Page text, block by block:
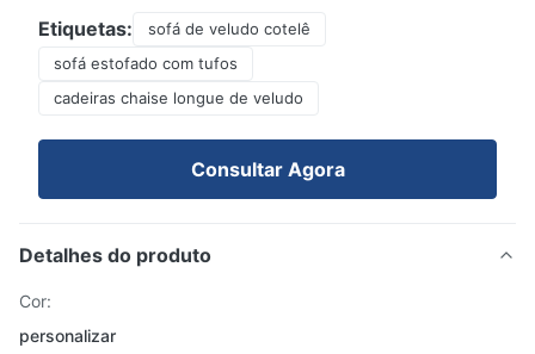
Etiquetas:
sofá de veludo cotelê
sofá estofado com tufos
cadeiras chaise longue de veludo
Consultar Agora
Detalhes do produto
Cor:
personalizar